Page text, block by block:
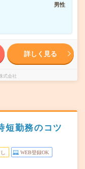
男性
詳しく見る
式会社
短勤務のコツ
WEB登録OK